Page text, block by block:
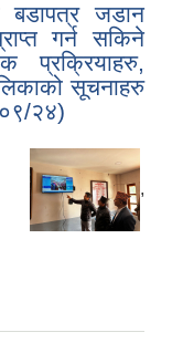
बडापत्र जडान
गर्न सकिने
प्रक्रियाहरु,
सूचनाहरु
२४)
,